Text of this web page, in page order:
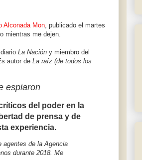
Alconada Mon, publicado el martes
mientras me dejen.
La Nación y miembro del
autor de La raíz (de todos los
espiaron
del poder en la
de prensa y de
experiencia.
agentes de la Agencia
durante 2018. Me